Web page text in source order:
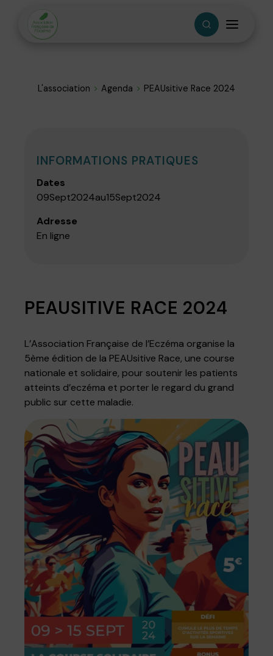
L'association Agenda PEAUsitive Race 2024
INFORMATIONS PRATIQUES
Dates
09Sept2024au15Sept2024
Adresse
En ligne
PEAUSITIVE RACE 2024
L’Association Française de l’Eczéma organise la
5ème édition de la PEAUsitive Race, une course
nationale et solidaire, pour soutenir les patients
atteints d’eczéma et porter le regard du grand
public sur cette maladie.